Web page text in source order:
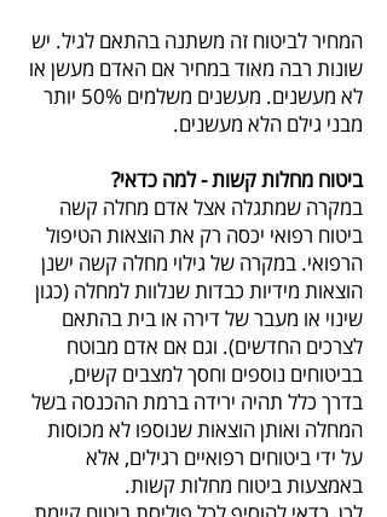
המחיר לביטוח זה משתנה בהתאם לגיל. יש
שונות רבה מאוד במחיר אם האדם מעשן או
לא מעשנים. מעשנים משלמים 50% יותר
מבני גילם הלא מעשנים.
ביטוח מחלות קשות - למה כדאי?
במקרה שמתגלה אצל אדם מחלה קשה
ביטוח רפואי יכסה רק את הוצאות הטיפול
הרפואי. במקרה של גילוי מחלה קשה ישנן
הוצאות מידיות כבדות שנלוות למחלה (כגון
שינוי או מעבר של דירה או בית בהתאם
לצרכים החדשים). וגם אם אדם מבוטח
בביטוחים נוספים וחסך למצבים קשים,
בדרך כלל תהיה ירידה ברמת ההכנסה בשל
המחלה ואותן הוצאות שנוספו לא מכוסות
על ידי ביטוחים רפואיים רגילים, אלא
באמצעות ביטוח מחלות קשות.